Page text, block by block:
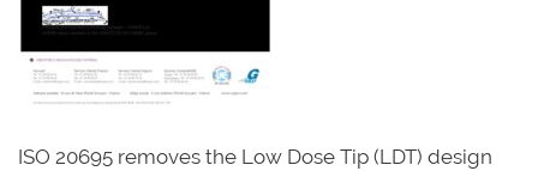
ISO 20695 removes the Low Dose Tip (LDT) design